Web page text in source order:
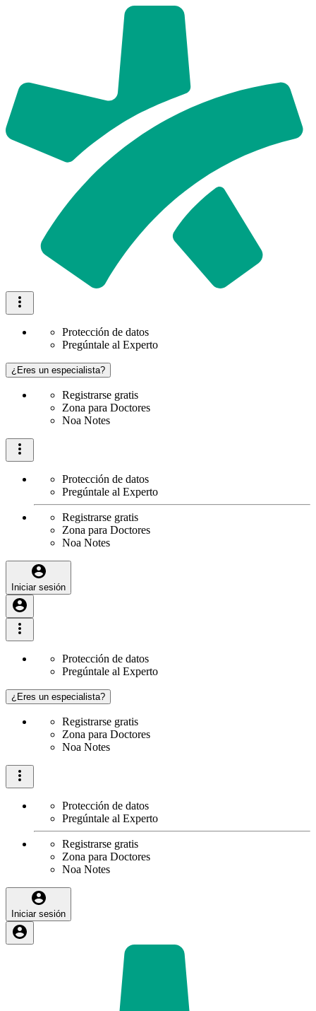
Protección de datos
Pregúntale al Experto
¿Eres un especialista?
Registrarse gratis
Zona para Doctores
Noa Notes
Protección de datos
Pregúntale al Experto
Registrarse gratis
Zona para Doctores
Noa Notes
Iniciar sesión
Protección de datos
Pregúntale al Experto
¿Eres un especialista?
Registrarse gratis
Zona para Doctores
Noa Notes
Protección de datos
Pregúntale al Experto
Registrarse gratis
Zona para Doctores
Noa Notes
Iniciar sesión